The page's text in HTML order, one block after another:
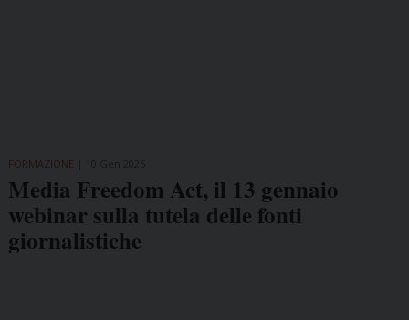
FORMAZIONE
Media Freedom Act, il 13 gennaio
webinar sulla tutela delle fonti
giornalistiche